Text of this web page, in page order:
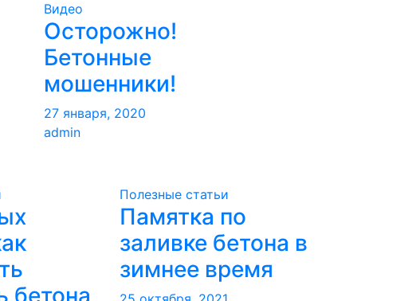
Видео
Осторожно!
Бетонные
мошенники!
27 января, 2020
admin
бетона
Полезные статьи
Памятка по
заливке бетона в
зимнее время